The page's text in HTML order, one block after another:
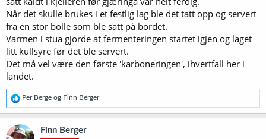
Når det skulle brukes i et festlig lag ble det tatt opp og servert
fra en stor bolle som ble satt på bordet.
Varmen i stua gjorde at fermenteringen startet igjen og laget
litt kullsyre før det ble servert.
Det må vel være den første 'karboneringen', ihvertfall her i
landet.
R
e
a
k
s
Per Berge og Finn Berger
Finn Berger